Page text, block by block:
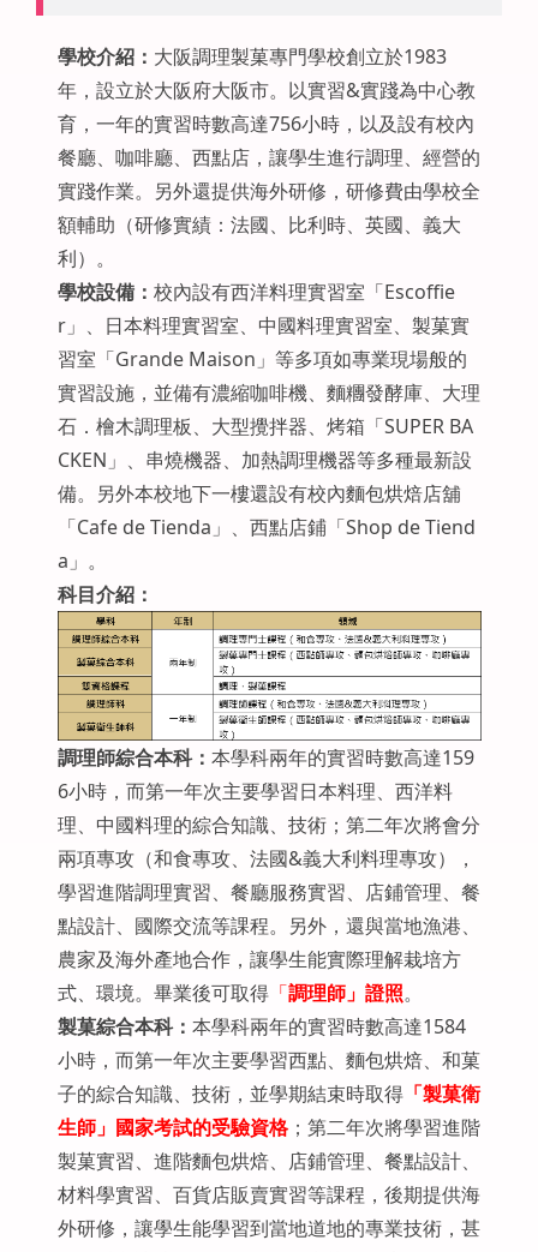
學校介紹： 大阪調理製菓專門學校創立於1983
年，設立於大阪府大阪市。以實習&實踐為中心教
育，一年的實習時數高達756小時，以及設有校內
餐廳、咖啡廳、西點店，讓學生進行調理、經營的
實踐作業。另外還提供海外研修，研修費由學校全
額輔助（研修實績：法國、比利時、英國、義大
利）。
學校設備： 校內設有西洋料理實習室「Escoffie
r」、日本料理實習室、中國料理實習室、製菓實
習室「Grande Maison」等多項如專業現場般的
實習設施，並備有濃縮咖啡機、麵糰發酵庫、大理
石．檜木調理板、大型攪拌器、烤箱「SUPER BA
CKEN」、串燒機器、加熱調理機器等多種最新設
備。另外本校地下一樓還設有校內麵包烘焙店舖
「Cafe de Tienda」、西點店鋪「Shop de Tiend
a」。
科目介紹：
調理師綜合本科： 本學科兩年的實習時數高達159
6小時，而第一年次主要學習日本料理、西洋料
理、中國料理的綜合知識、技術；第二年次將會分
兩項專攻（和食專攻、法國&義大利料理專攻），
學習進階調理實習、餐廳服務實習、店鋪管理、餐
點設計、國際交流等課程。另外，還與當地漁港、
農家及海外產地合作，讓學生能實際理解栽培方
式、環境。畢業後可取得「調理師」證照。
製菓綜合本科： 本學科兩年的實習時數高達1584
小時，而第一年次主要學習西點、麵包烘焙、和菓
子的綜合知識、技術，並學期結束時取得「製菓衛
生師」國家考試的受驗資格；第二年次將學習進階
製菓實習、進階麵包烘焙、店鋪管理、餐點設計、
材料學實習、百貨店販賣實習等課程，後期提供海
外研修，讓學生能學習到當地道地的專業技術，甚